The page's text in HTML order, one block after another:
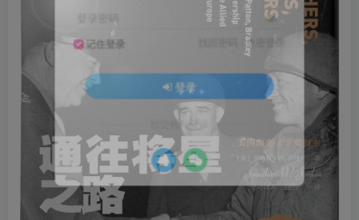
登录密码
记住登录 |免密登录
登录